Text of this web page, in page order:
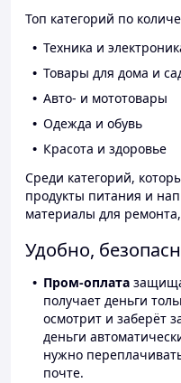
Топ категорий по
Техника и
Товары для дома и
Авто- и мототовары
Одежда и обувь
Красота и здоровье
Среди категорий,
продукты питания и
материалы для
Удобно,
Пром-оплата
получает деньги
осмотрит и заберёт
деньги
нужно
почте.